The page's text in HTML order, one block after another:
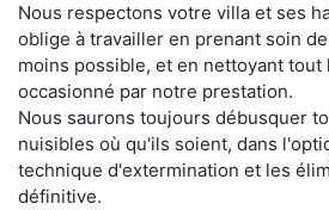
Nous respectons votre villa et ses
oblige à travailler en prenant soin
moins possible, et en nettoyant tout
occasionné par notre prestation.
Nous saurons toujours débusquer
nuisibles où qu'ils soient, dans
technique d'extermination et les
définitive.